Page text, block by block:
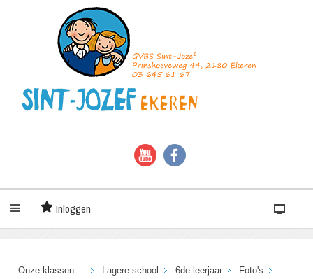
Inloggen
Onze klassen ... Lagere school 6de leerjaar
Foto's